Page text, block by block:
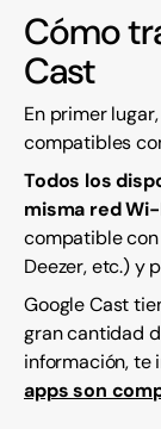
Cómo
Cast
En primer
compatibles
Todos los
misma red
compatible con
Deezer, etc.) y
Google Cast
gran cantidad
información, te
apps son